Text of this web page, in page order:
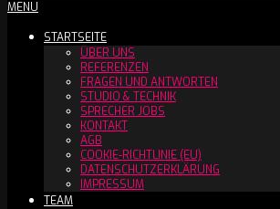
BOOKINGS™
Secondary
Menu
MENU
STARTSEITE
ÜBER UNS
REFERENZEN
FRAGEN UND ANTWORTEN
STUDIO & TECHNIK
SPRECHER JOBS
KONTAKT
AGB
COOKIE-RICHTLINIE (EU)
DATENSCHUTZERKLÄRUNG
IMPRESSUM
TEAM